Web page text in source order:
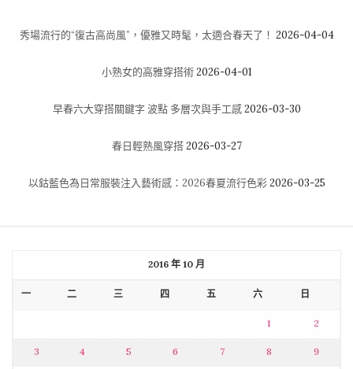
秀場流行的“復古高尚風”，優雅又時髦，太適合春天了！ 2026-04-04
小熟女的高雅穿搭術 2026-04-01
早春六大穿搭關鍵字 波點 多層次與手工感 2026-03-30
春日輕熟風穿搭 2026-03-27
以鈷藍色為日常服裝注入藝術感：2026春夏流行色彩 2026-03-25
2016 年 10 月
一 二 三 四 五 六 日
1 2
3 4 5 6 7 8 9